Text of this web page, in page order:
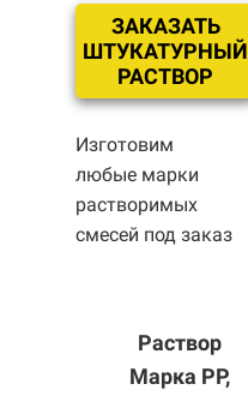
ЗАКАЗАТЬ
ШТУКАТУРНЫЙ
РАСТВОР
Изготовим
любые марки
растворимых
смесей под заказ
Раствор
Марка РР,